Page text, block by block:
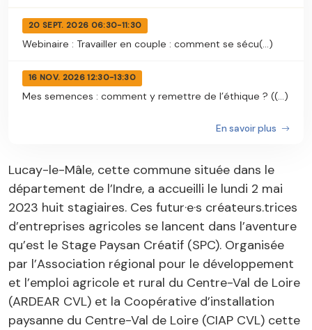
20 SEPT. 2026 06:30-11:30
Webinaire : Travailler en couple : comment se sécu(...)
16 NOV. 2026 12:30-13:30
Mes semences : comment y remettre de l’éthique ? ((...)
En savoir plus
Lucay-le-Mâle, cette commune située dans le
département de l’Indre, a accueilli le lundi 2 mai
2023 huit stagiaires. Ces futur·e·s créateurs.trices
d’entreprises agricoles se lancent dans l’aventure
qu’est le Stage Paysan Créatif (SPC). Organisée
par l’Association régional pour le développement
et l’emploi agricole et rural du Centre-Val de Loire
(ARDEAR CVL) et la Coopérative d’installation
paysanne du Centre-Val de Loire (CIAP CVL) cette